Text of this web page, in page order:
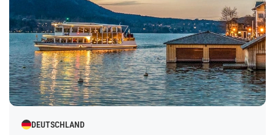
DEUTSCHLAND